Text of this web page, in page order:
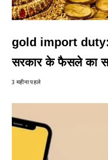
gold import duty:
सरकार के फैसले का
3 महीना पहले